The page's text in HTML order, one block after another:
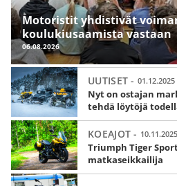
06.08.2026
Motoristit yhdistivät
koulukiusaamista vastaan
Nyt on ostajan
tehdä löytöjä
UUTISET - 01.12.2025
Triumph Tiger
matkaseikkailija
KOEAJOT - 10.11.2025